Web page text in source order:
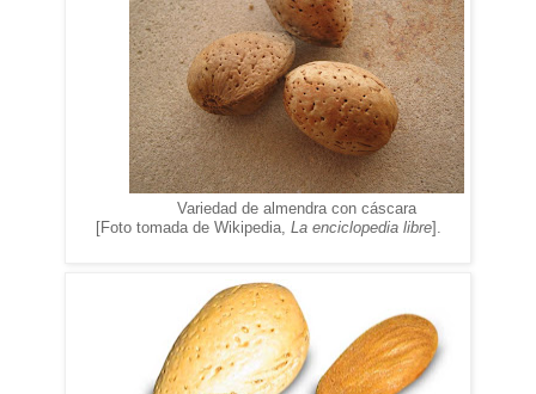
Variedad de almendra con cáscara
[Foto tomada de Wikipedia, La enciclopedia libre].